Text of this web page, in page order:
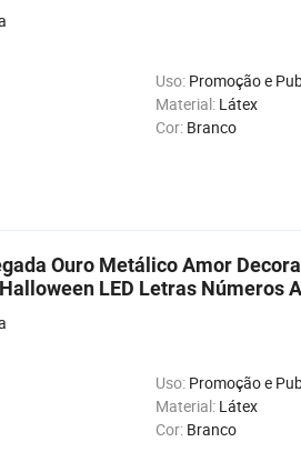
Uso: Promoção e Publicidade, Aniversário,
Material: Látex
Cor: Branco
Ouro Metálico Amor
LED Letras Números
Uso: Promoção e Publicidade, Aniversário,
Material: Látex
Cor: Branco